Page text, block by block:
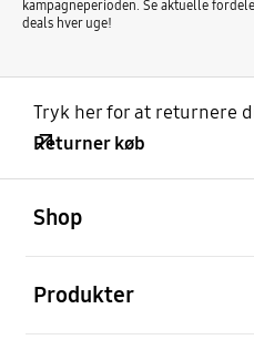
kampagneperioden. Se aktuelle
deals hver uge!
Tryk her for at returnere
Returner køb
Shop
Produkter